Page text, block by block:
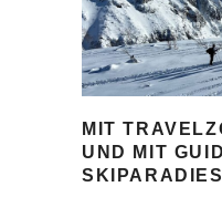
MIT
UND MIT